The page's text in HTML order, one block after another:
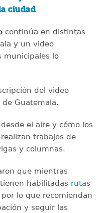
ciudad
continúa en distintas
y un video
municipales lo
del video
Guatemala.
el aire y cómo los
trabajos de
y columnas.
que mientras
habilitadas rutas
por lo que recomiendan
y seguir las